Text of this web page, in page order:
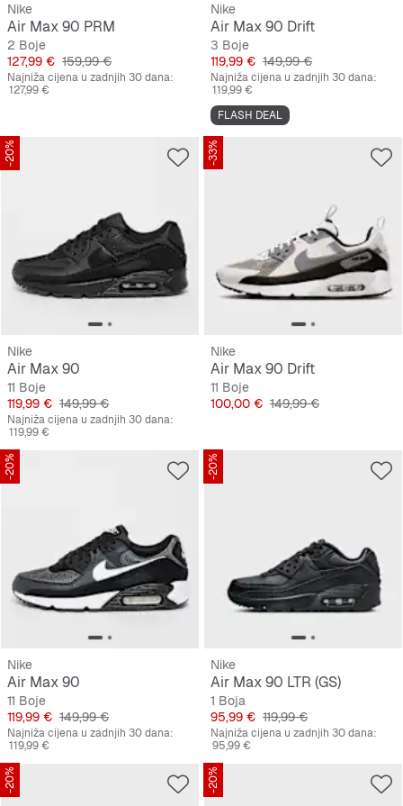
Nike
Air Max 90 PRM
2 Boje
Cijena
127,99 € Originalna cijena
159,99 €
Najniža cijena u zadnjih 30 dana:
127,99 €
Nike
Air Max 90 Drift
3 Boje
Cijena
119,99 € Originalna cijena
149,99 €
Najniža cijena u zadnjih 30 dana:
119,99 €
FLASH DEAL
-20%
Nike
Air Max 90
11 Boje
Cijena
119,99 € Originalna cijena
149,99 €
Najniža cijena u zadnjih 30 dana:
119,99 €
-33%
Nike
Air Max 90 Drift
11 Boje
Cijena
100,00 € Originalna cijena
149,99 €
-20%
Nike
Air Max 90
11 Boje
Cijena
119,99 € Originalna cijena
149,99 €
Najniža cijena u zadnjih 30 dana:
119,99 €
-20%
Nike
Air Max 90 LTR (GS)
1 Boja
Cijena
95,99 € Originalna cijena
119,99 €
Najniža cijena u zadnjih 30 dana:
95,99 €
-20% -20%